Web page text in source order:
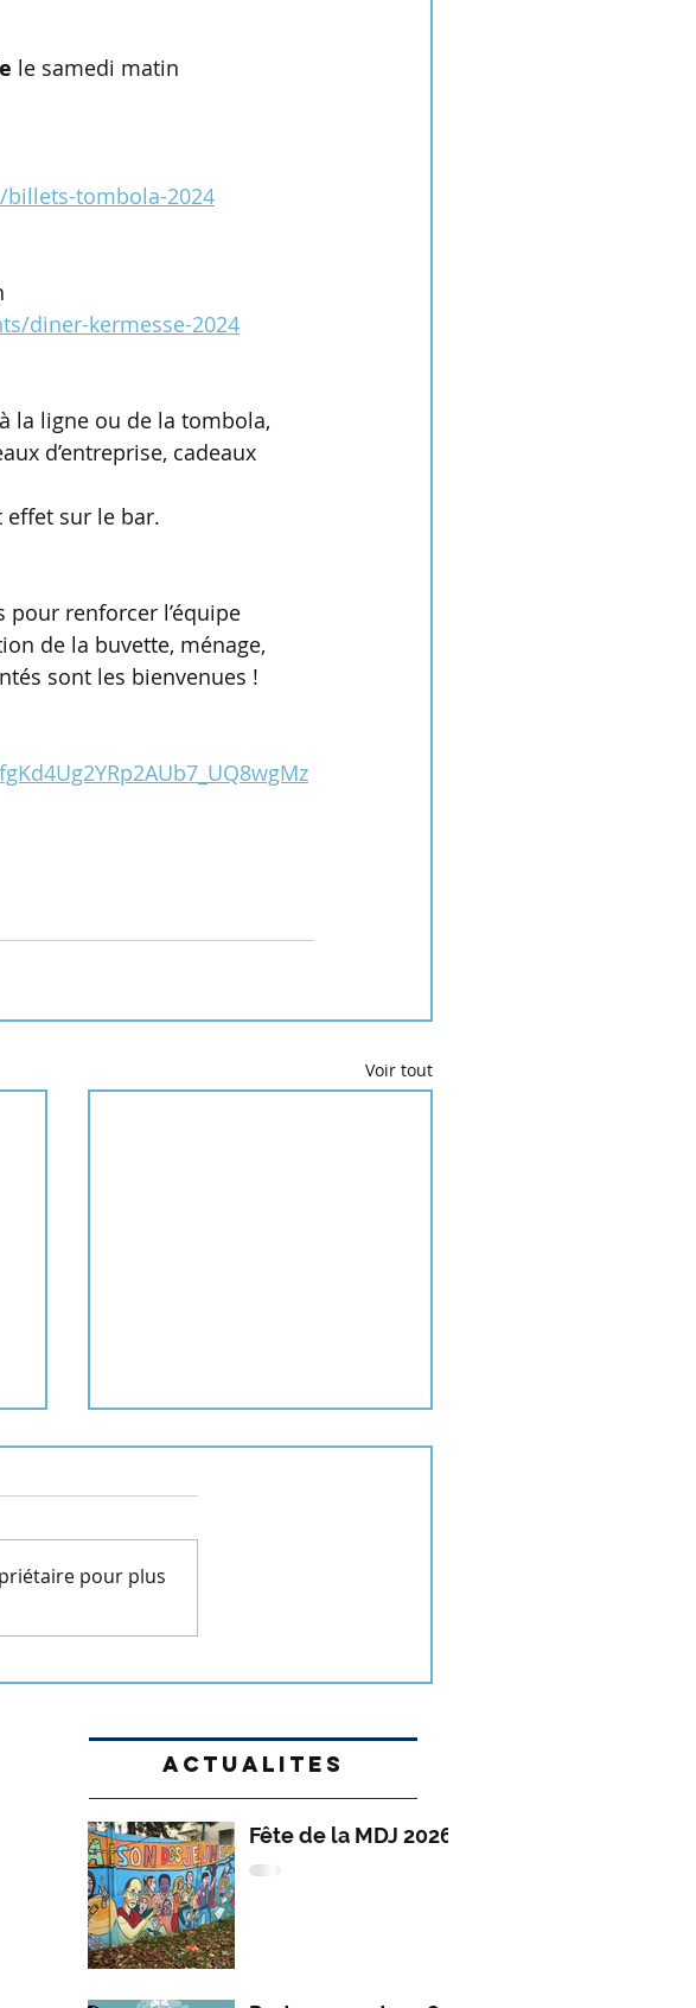
le samedi matin
tombola-2024
diner-kermesse-2024
la ligne ou de la tombola,
d’entreprise, cadeaux
effet sur le bar.
renforcer l’équipe
de la buvette, ménage,
sont les bienvenues !
Voir tout
pour plus
ACTUALITES
Fête de la MDJ 2026